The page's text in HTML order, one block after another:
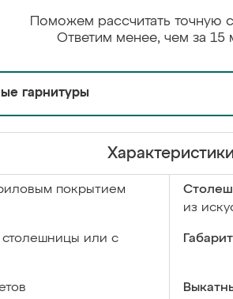
Поможем рассчитать точную
Ответим менее, чем за 15
гарнитуры
Характеристики
покрытием
из
или с